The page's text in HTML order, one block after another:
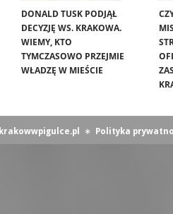
DONALD TUSK PODJĄŁ
DECYZJĘ WS. KRAKOWA.
WIEMY, KTO
TYMCZASOWO PRZEJMIE
WŁADZĘ W MIEŚCIE
krakowwpigulce.pl ∗ Polityka